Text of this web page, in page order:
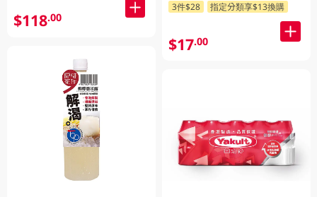
$118.00
3件$28 指定分類享$13換購
$17.00